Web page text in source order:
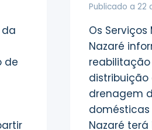
da
de
Publicado a 22
Os
Nazaré
drenagem
domésticas
Nazaré